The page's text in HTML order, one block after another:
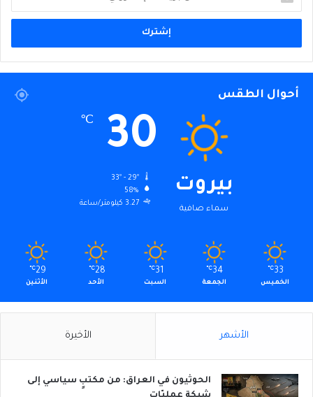
بريدك
الإلكتروني
أحوال الطقس
بيروت
سماء صافية
30
℃
58%
3.27 كيلومتر/ساعة
33
℃
الخميس
34
℃
الجمعة
31
℃
السبت
28
℃
الأحد
29
℃
الأثنين
الأشهر الأخيرة
الحوثيون في العراق: من مكتبٍ سياسي إلى